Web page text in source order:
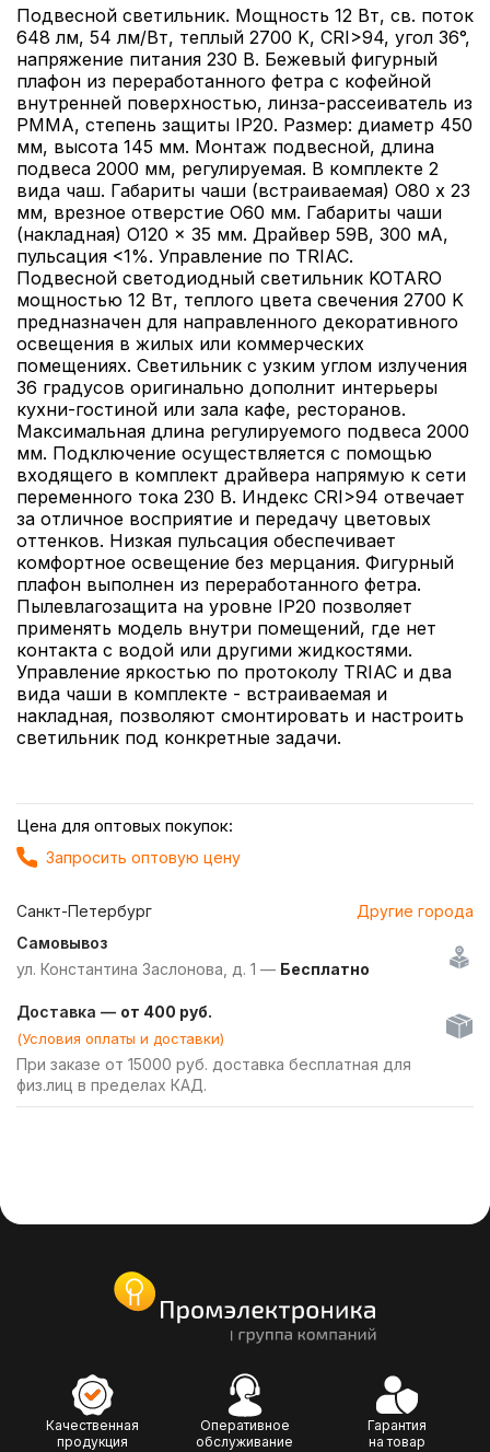
Подвесной светильник. Мощность 12 Вт, св. поток
648 лм, 54 лм/Вт, теплый 2700 K, CRI>94, угол 36°,
напряжение питания 230 В. Бежевый фигурный
плафон из переработанного фетра с кофейной
внутренней поверхностью, линза-рассеиватель из
PMMA, степень защиты IP20. Размер: диаметр 450
мм, высота 145 мм. Монтаж подвесной, длина
подвеса 2000 мм, регулируемая. В комплекте 2
вида чаш. Габариты чаши (встраиваемая) O80 х 23
мм, врезное отверстие O60 мм. Габариты чаши
(накладная) O120 x 35 мм. Драйвер 59В, 300 мА,
пульсация <1%. Управление по TRIAC.
Подвесной светодиодный светильник KOTARO
мощностью 12 Вт, теплого цвета свечения 2700 K
предназначен для направленного декоративного
освещения в жилых или коммерческих
помещениях. Светильник с узким углом излучения
36 градусов оригинально дополнит интерьеры
кухни-гостиной или зала кафе, ресторанов.
Максимальная длина регулируемого подвеса 2000
мм. Подключение осуществляется с помощью
входящего в комплект драйвера напрямую к сети
переменного тока 230 В. Индекс CRI>94 отвечает
за отличное восприятие и передачу цветовых
оттенков. Низкая пульсация обеспечивает
комфортное освещение без мерцания. Фигурный
плафон выполнен из переработанного фетра.
Пылевлагозащита на уровне IP20 позволяет
применять модель внутри помещений, где нет
контакта с водой или другими жидкостями.
Управление яркостью по протоколу TRIAC и два
вида чаши в комплекте - встраиваемая и
накладная, позволяют смонтировать и настроить
светильник под конкретные задачи.
Цена для оптовых покупок:
Запросить оптовую цену
Санкт-Петербург
Другие города
Самовывоз
ул. Константина Заслонова, д. 1 — Бесплатно
Доставка — от 400 руб.
(Условия оплаты и доставки)
При заказе от 15000 руб. доставка бесплатная для
физ.лиц в пределах КАД.
Качественная
продукция
Оперативное
обслуживание
Гарантия
на товар